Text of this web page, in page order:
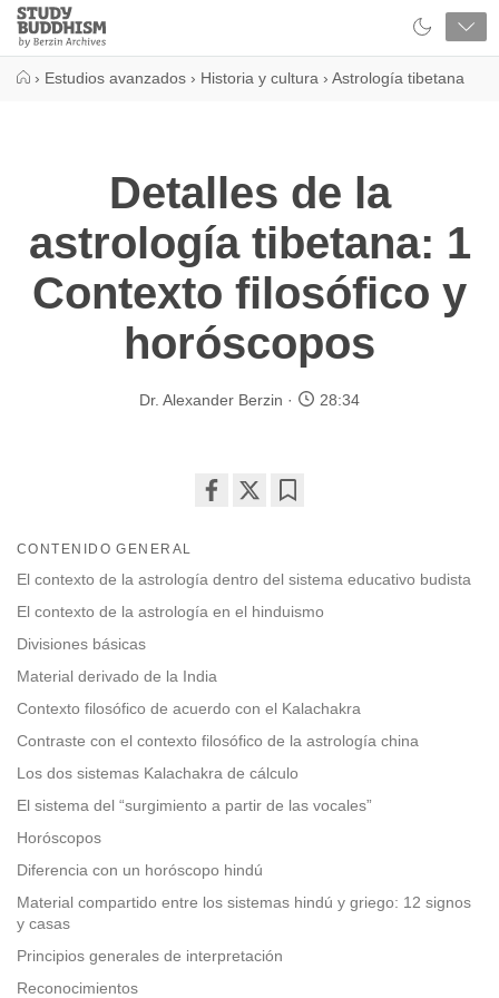
Close
Study
Buddhism
› Estudios avanzados › Historia y cultura › Astrología tibetana
Detalles de la
astrología tibetana: 1
Contexto filosófico y
horóscopos
Dr. Alexander Berzin 28:34
facebook
CONTENIDO GENERAL
El contexto de la astrología dentro del sistema educativo budista
El contexto de la astrología en el hinduismo
Divisiones básicas
Material derivado de la India
Contexto filosófico de acuerdo con el Kalachakra
Contraste con el contexto filosófico de la astrología china
Los dos sistemas Kalachakra de cálculo
El sistema del “surgimiento a partir de las vocales”
Horóscopos
Diferencia con un horóscopo hindú
Material compartido entre los sistemas hindú y griego: 12 signos
y casas
Principios generales de interpretación
Reconocimientos